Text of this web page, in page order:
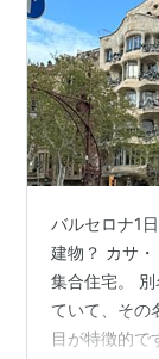
バルセロナ1
建物？ カサ
集合住宅。
ていて、その
目が特徴的で